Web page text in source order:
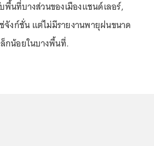
พื้นที่บางส่วนของเมืองแชนด์เลอร์,
จังก์ชั่น แต่ไม่มีรายงานพายุฝนขนาด
กน้อยในบางพื้นที่.